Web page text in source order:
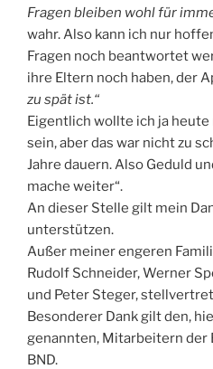
Fragen bleiben wohl für
wahr. Also kann ich nur
Fragen noch beantwortet
ihre Eltern noch haben, der
zu spät ist.“
Eigentlich wollte ich ja
sein, aber das war nicht zu
Jahre dauern. Also Geduld
mache weiter“.
An dieser Stelle gilt mein
unterstützen.
Außer meiner engeren
Rudolf Schneider, Werner
und Peter Steger,
Besonderer Dank gilt den,
genannten, Mitarbeitern der
BND.